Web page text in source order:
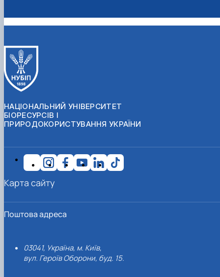
НАЦІОНАЛЬНИЙ УНІВЕРСИТЕТ
БІОРЕСУРСІВ І
ПРИРОДОКОРИСТУВАННЯ УКРАЇНИ
Поштова адреса
03041, Україна, м. Київ,
вул. Героїв Оборони, буд. 15.
Карта сайту